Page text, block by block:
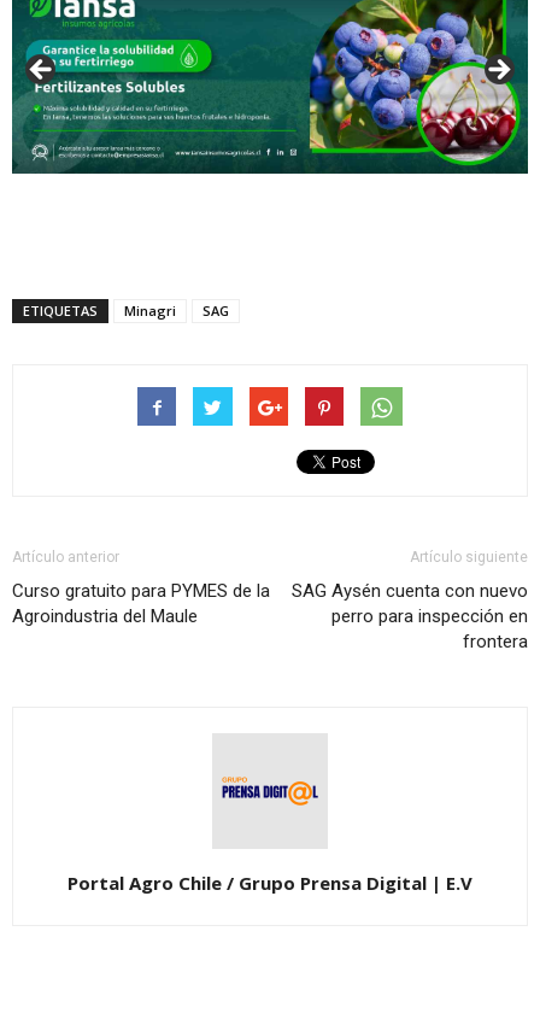
ETIQUETAS Minagri SAG
Artículo anterior
Curso gratuito para PYMES de la
Agroindustria del Maule
Artículo siguiente
SAG Aysén cuenta con nuevo
perro para inspección en
frontera
Portal Agro Chile / Grupo Prensa Digital | E.V